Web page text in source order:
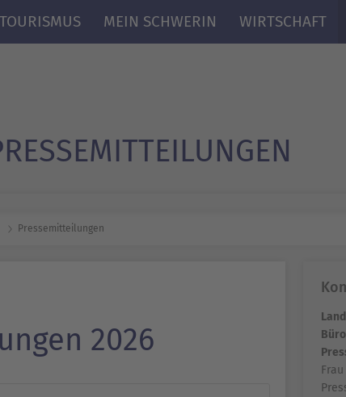
MEIN SCHWERIN WIRTSCHAFT
Presse­mitteilungen
2026